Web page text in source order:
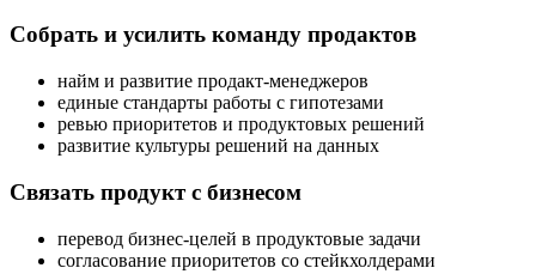
Собрать и усилить команду продактов
найм и развитие продакт-менеджеров
единые стандарты работы с гипотезами
ревью приоритетов и продуктовых решений
развитие культуры решений на данных
Связать продукт с бизнесом
перевод бизнес-целей в продуктовые задачи
согласование приоритетов со стейкхолдерами